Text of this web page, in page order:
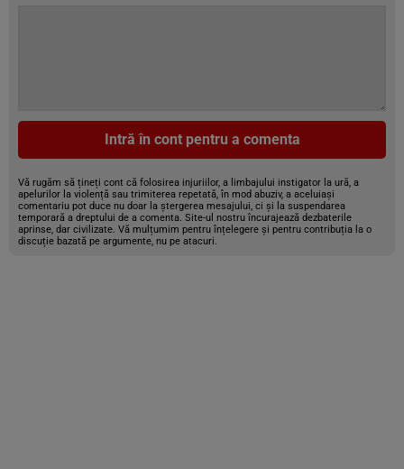
Intră în cont pentru a comenta
Vă rugăm să țineți cont că folosirea injuriilor, a limbajului instigator la ură, a
apelurilor la violență sau trimiterea repetată, în mod abuziv, a aceluiași
comentariu pot duce nu doar la ștergerea mesajului, ci și la suspendarea
temporară a dreptului de a comenta. Site-ul nostru încurajează dezbaterile
aprinse, dar civilizate. Vă mulțumim pentru înțelegere și pentru contribuția la o
discuție bazată pe argumente, nu pe atacuri.